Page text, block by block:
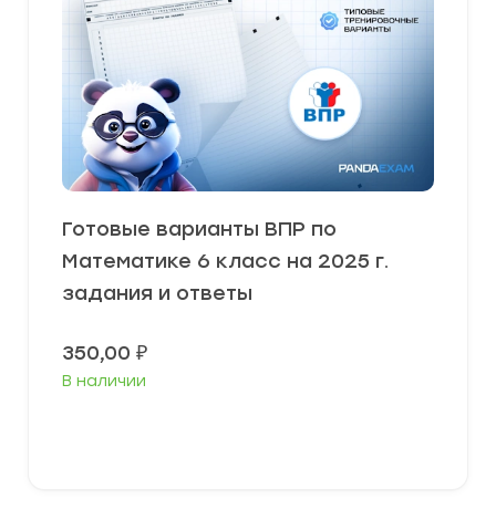
Готовые варианты ВПР по
Математике 6 класс на 2025 г.
задания и ответы
350,00 ₽
В наличии